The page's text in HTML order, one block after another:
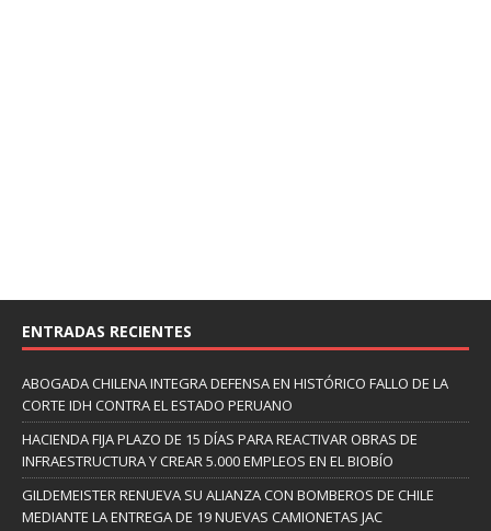
ENTRADAS RECIENTES
ABOGADA CHILENA INTEGRA DEFENSA EN HISTÓRICO FALLO DE LA
CORTE IDH CONTRA EL ESTADO PERUANO
HACIENDA FIJA PLAZO DE 15 DÍAS PARA REACTIVAR OBRAS DE
INFRAESTRUCTURA Y CREAR 5.000 EMPLEOS EN EL BIOBÍO
GILDEMEISTER RENUEVA SU ALIANZA CON BOMBEROS DE CHILE
MEDIANTE LA ENTREGA DE 19 NUEVAS CAMIONETAS JAC